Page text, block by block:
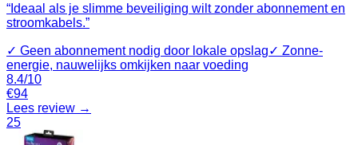
“ Ideaal als je slimme beveiliging wilt zonder abonnement en
stroomkabels.”
✓ Geen abonnement nodig door lokale opslag✓ Zonne-
energie, nauwelijks omkijken naar voeding
8.4/10
€94
Lees review →
25